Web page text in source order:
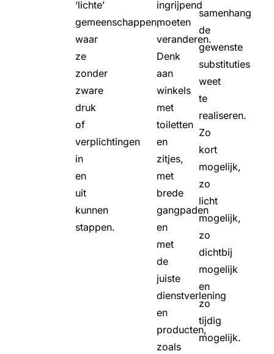
‘lichte’
gemeenschappen,
waar
ze
zonder
zware
druk
of
verplichtingen
in
en
uit
kunnen
stappen.
ingrijpend
moeten
veranderen.
Denk
aan
winkels
met
toiletten
en
zitjes,
met
brede
gangpaden
en
met
de
juiste
dienstverlening
en
producten,
zoals
samenhang
de
gewenste
substituties
weet
te
realiseren.
Zo
kort
mogelijk,
zo
licht
mogelijk,
zo
dichtbij
mogelijk
en
zo
tijdig
mogelijk.